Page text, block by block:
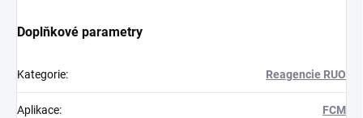
Doplňkové parametry
Kategorie: Reagencie RUO
Aplikace: FCM